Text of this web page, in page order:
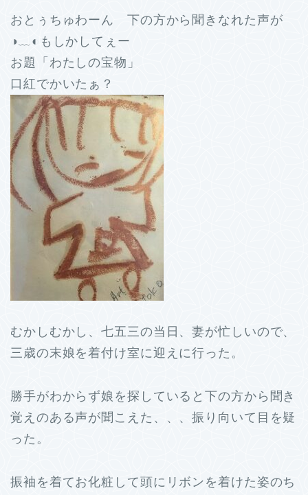
おとぅちゅわーん 下の方から聞きなれた声が
◑﹏◐もしかしてぇー
お題「わたしの宝物」
口紅でかいたぁ？
むかしむかし、七五三の当日、妻が忙しいので、
三歳の末娘を着付け室に迎えに行った。
勝手がわからず娘を探していると下の方から聞き
覚えのある声が聞こえた、、、振り向いて目を疑
った。
振袖を着てお化粧して頭にリボンを着けた姿のち